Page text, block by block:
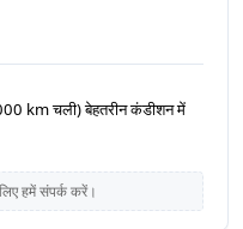
km चली) बेहतरीन कंडीशन में
हमें संपर्क करें।